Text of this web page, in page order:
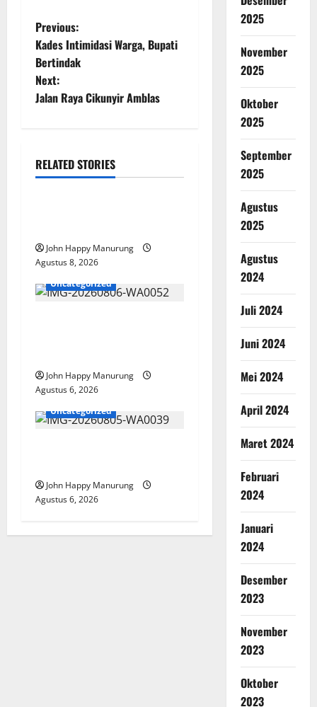
Previous:
Kades Intimidasi Warga, Bupati
Bertindak
Next:
Jalan Raya Cikunyir Amblas
RELATED STORIES
Nasional Uncategorized
John Happy Manurung
Agustus 8, 2026
Uncategorized
John Happy Manurung
Agustus 6, 2026
Uncategorized
John Happy Manurung
Agustus 6, 2026
2025
November
2025
Oktober
2025
September
2025
Agustus
2025
Agustus
2024
Juli 2024
Juni 2024
Mei 2024
April 2024
Maret 2024
Februari
2024
Januari
2024
Desember
2023
November
2023
Oktober
2023